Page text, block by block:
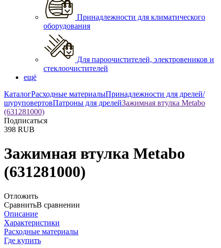
Принадлежности для климатического
оборудования
Для пароочистителей, электровеников и
стеклоочистителей
ещё
КаталогРасходные материалыПринадлежности для дрелей/
шуруповертовПатроны для дрелейЗажимная втулка Metabo
(631281000)
Подписаться
398 RUB
Зажимная втулка Metabo
(631281000)
Отложить
СравнитьВ сравнении
Описание
Характеристики
Расходные материалы
Где купить